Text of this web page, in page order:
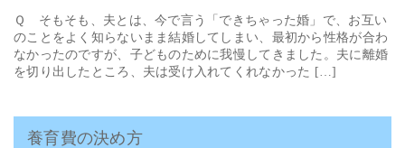
Ｑ そもそも、夫とは、今で言う「できちゃった婚」で、お互い
のことをよく知らないまま結婚してしまい、最初から性格が合わ
なかったのですが、子どものために我慢してきました。夫に離婚
を切り出したところ、夫は受け入れてくれなかった […]
養育費の決め方